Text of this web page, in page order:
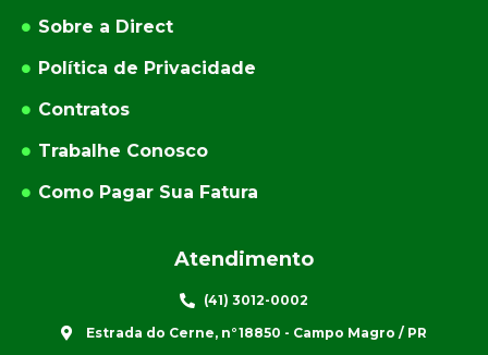
Sobre a Direct
Política de Privacidade
Contratos
Trabalhe Conosco
Como Pagar Sua Fatura
Atendimento
(41) 3012-0002
Estrada do Cerne, n°18850 - Campo Magro / PR